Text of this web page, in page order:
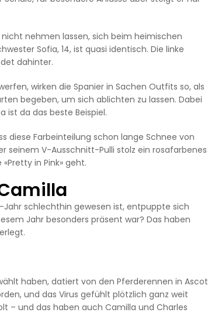
nehmen lassen, sich beim heimischen
Sofia, 14, ist quasi identisch. Die linke
dahinter.
wirken die Spanier in Sachen Outfits so, als
begeben, um sich ablichten zu lassen. Dabei
ist da das beste Beispiel.
diese Farbeinteilung schon lange Schnee von
seinem V-Ausschnitt-Pulli stolz ein rosafarbenes
in Pink» geht.
schlechthin gewesen ist, entpuppte sich
Jahr besonders präsent war? Das haben
haben, datiert von den Pferderennen in Ascot
und das Virus gefühlt plötzlich ganz weit
– und das haben auch Camilla und Charles